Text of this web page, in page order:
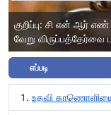
குறிப்பு: சி என் ஆர்
வேறு விருப்பத்தேர்வை
எப்படி
உதவி